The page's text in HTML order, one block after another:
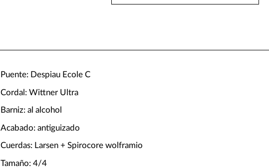
Puente: Despiau Ecole C
Cordal: Wittner Ultra
Barniz: al alcohol
Acabado: antiguizado
Cuerdas: Larsen + Spirocore wolframio
Tamaño: 4/4